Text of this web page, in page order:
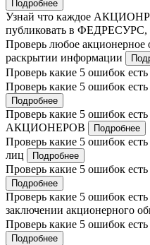
Подробнее
Узнай что каждое
публиковать в ФЕДРЕСУРС,
Проверь любое
раскрытии информации
Проверь какие 5 ошибок
Проверь какие 5 ошибок
Подробнее
Проверь какие 5 ошибок
АКЦИОНЕРОВ
Подробнее
Проверь какие 5 ошибок
лиц
Подробнее
Проверь какие 5 ошибок
Подробнее
Проверь какие 5 ошибок
заключении акционерного
Проверь какие 5 ошибок
Подробнее